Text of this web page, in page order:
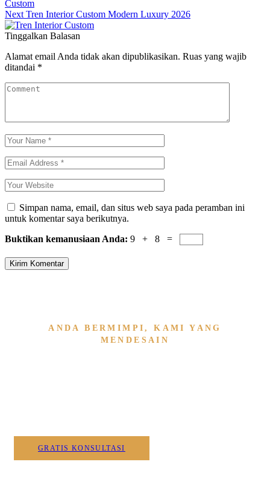
Custom
Next Tren Interior Custom Modern Luxury 2026
Tinggalkan Balasan
Alamat email Anda tidak akan dipublikasikan. Ruas yang wajib
ditandai *
Simpan nama, email, dan situs web saya pada peramban ini
untuk komentar saya berikutnya.
Buktikan kemanusiaan Anda: 9 + 8 =
Kirim Komentar
ANDA BERMIMPI, KAMI YANG
MENDESAIN
GRATIS KONSULTASI